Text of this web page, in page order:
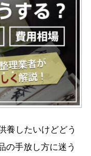
養したいけどどう
の手放し方に迷う